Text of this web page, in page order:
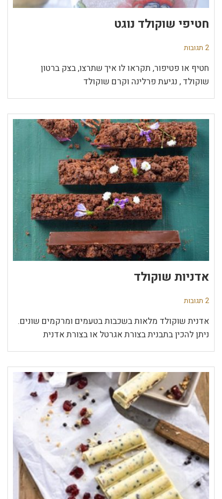
חטיפי שוקולד נוגט
2 תגובות
חטיף או פטיפור, תקראו לו איך שתרצו, בצק ברטון
שוקולד , נגיעת פרלינה וקרם שוקולד
אדניות שוקולד
2 תגובות
אדנית שוקולד מלאות בשכבות בטעמים ומרקמים שונים.
ניתן להכין בתבנית בצורת אגרטל או בצורת אדנית